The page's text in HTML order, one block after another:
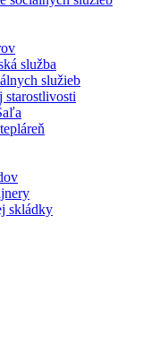
služba
služieb
starostlivosti
skládky